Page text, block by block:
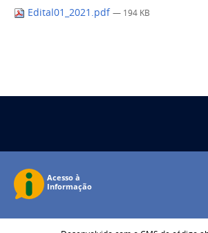
Edital01_2021.pdf — 194 KB